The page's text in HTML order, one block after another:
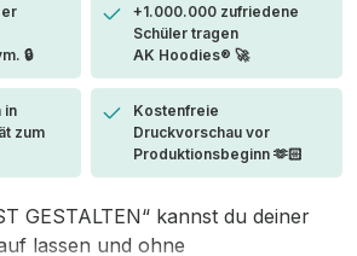
🔒
+1.000.000 zufriedene
Schüler tragen
AK Hoodies® 🚀
in
zum
Kostenfreie
Druckvorschau vor
Produktionsbeginn 🫶🏻
GESTALTEN“ kannst du deiner
lassen und ohne